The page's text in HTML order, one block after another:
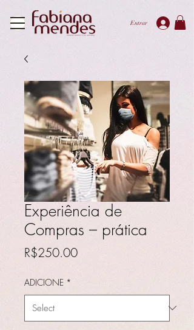
Entrar
Experiência de
Compras – prática
R$250.00Price
ADICIONE *